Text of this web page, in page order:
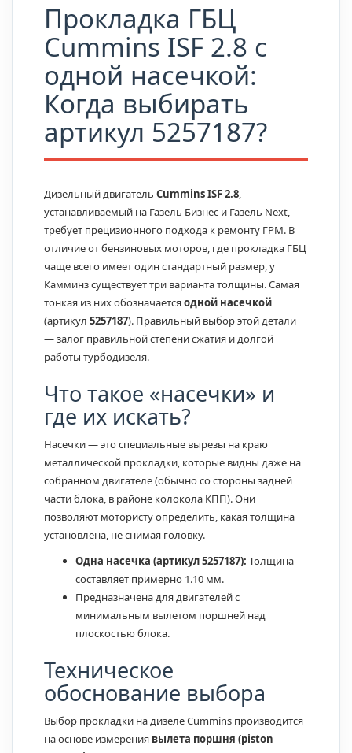
Прокладка ГБЦ
Cummins ISF 2.8 с
одной насечкой:
Когда выбирать
артикул 5257187?
Дизельный двигатель Cummins ISF 2.8,
устанавливаемый на Газель Бизнес и Газель Next,
требует прецизионного подхода к ремонту ГРМ. В
отличие от бензиновых моторов, где прокладка ГБЦ
чаще всего имеет один стандартный размер, у
Камминз существует три варианта толщины. Самая
тонкая из них обозначаетсяодной насечкой
(артикул 5257187). Правильный выбор этой детали
— залог правильной степени сжатия и долгой
работы турбодизеля.
Что такое «насечки» и
где их искать?
Насечки — это специальные вырезы на краю
металлической прокладки, которые видны даже на
собранном двигателе (обычно со стороны задней
части блока, в районе колокола КПП). Они
позволяют мотористу определить, какая толщина
установлена, не снимая головку.
Одна насечка (артикул 5257187): Толщина
составляет примерно 1.10 мм.
Предназначена для двигателей с
минимальным вылетом поршней над
плоскостью блока.
Техническое
обоснование выбора
Выбор прокладки на дизеле Cummins производится
на основе измерения вылета поршня (piston